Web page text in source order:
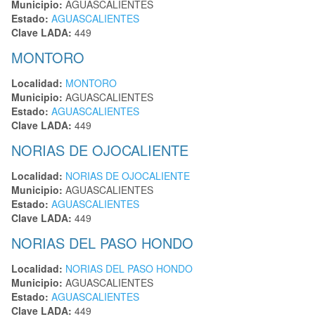
Municipio: AGUASCALIENTES
Estado: AGUASCALIENTES
Clave LADA: 449
MONTORO
Localidad: MONTORO
Municipio: AGUASCALIENTES
Estado: AGUASCALIENTES
Clave LADA: 449
NORIAS DE OJOCALIENTE
Localidad: NORIAS DE OJOCALIENTE
Municipio: AGUASCALIENTES
Estado: AGUASCALIENTES
Clave LADA: 449
NORIAS DEL PASO HONDO
Localidad: NORIAS DEL PASO HONDO
Municipio: AGUASCALIENTES
Estado: AGUASCALIENTES
Clave LADA: 449